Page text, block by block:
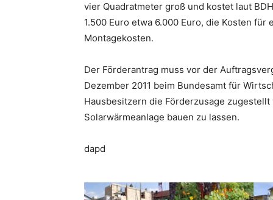
vier Quadratmeter groß und kostet laut
1.500 Euro etwa 6.000 Euro, die Kosten
Montagekosten.
Der Förderantrag muss vor der
Dezember 2011 beim Bundesamt für
Hausbesitzern die Förderzusage
Solarwärmeanlage bauen zu lassen.
dapd